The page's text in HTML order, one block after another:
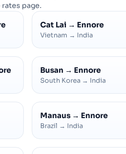
rates page.
Cat Lai → Ennore
Vietnam → India
Busan → Ennore
South Korea → India
Manaus → Ennore
Brazil → India